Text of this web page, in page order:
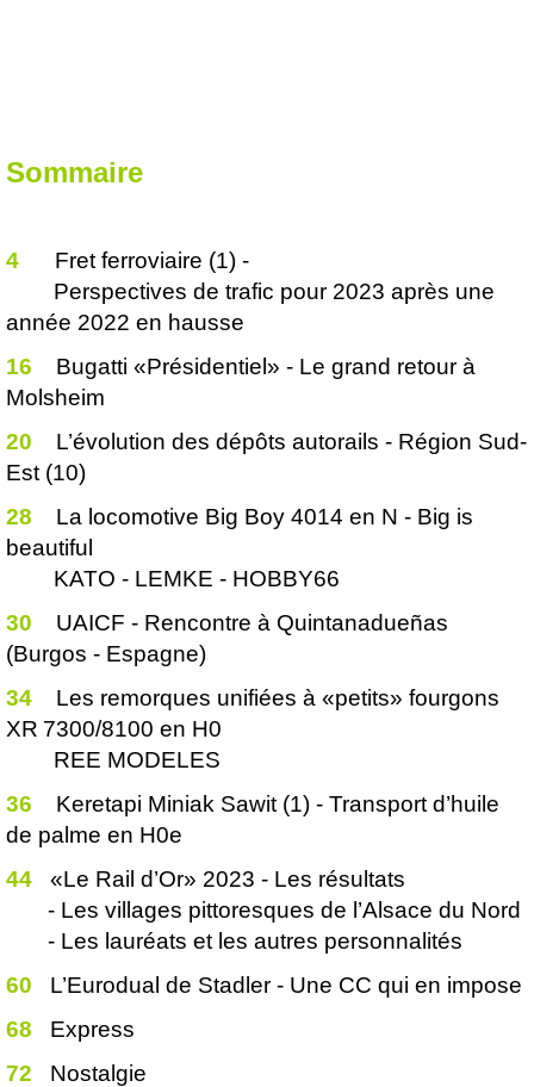
Sommaire
4
Fret ferroviaire (1) -
Perspectives de trafic pour 2023 après une
année 2022 en hausse
16
Bugatti «Présidentiel» - Le grand retour à
Molsheim
20
L’évolution des dépôts autorails - Région Sud-
Est (10)
28
La locomotive Big Boy 4014 en N - Big is
beautiful
KATO - LEMKE - HOBBY66
30
UAICF - Rencontre à Quintanadueñas
(Burgos - Espagne)
34
Les remorques unifiées à «petits» fourgons
XR 7300/8100 en H0
REE MODELES
36
Keretapi Miniak Sawit (1) - Transport d’huile
de palme en H0e
44
«Le Rail d’Or» 2023 - Les résultats
- Les villages pittoresques de l’Alsace du Nord
- Les lauréats et les autres personnalités
60
L’Eurodual de Stadler - Une CC qui en impose
68
Express
72
Nostalgie